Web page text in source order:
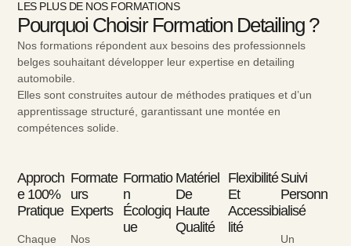
LES PLUS DE NOS FORMATIONS
Pourquoi Choisir Formation Detailing ?
Nos formations répondent aux besoins des professionnels
belges souhaitant développer leur expertise en detailing
automobile.
Elles sont construites autour de méthodes pratiques et d’un
apprentissage structuré, garantissant une montée en
compétences solide.
Approch
E 100%
Pratique
Chaque
Formate
Urs
Experts
Nos
Formatio
N
Écologiq
Ue
Matériel
De
Haute
Qualité
Flexibilité
Et
Accessibi
Lité
Suivi
Personn
Alisé
Un